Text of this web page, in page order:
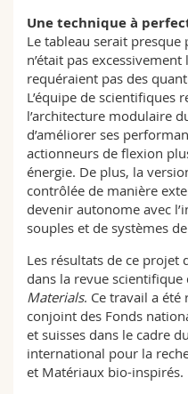
Une technique à
Le tableau serait
n’était pas
requéraient pas des
L’équipe de scientifiques
l’architecture modulaire
d’améliorer ses
actionneurs de flexion
énergie. De plus, la
contrôlée de manière
devenir autonome avec
souples et de systèmes
Les résultats de ce projet
dans la revue scientifique
Materials. Ce travail a été
conjoint des Fonds
et suisses dans le cadre
international pour la
et Matériaux bio-inspirés.